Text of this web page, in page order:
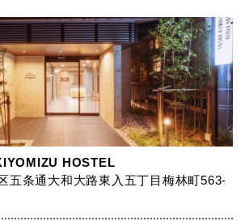
HOSTEL
五条通大和大路東入五丁目梅林町563-